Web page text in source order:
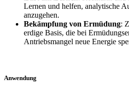
Lernen und helfen, analytische
anzugehen.
Bekämpfung von Ermüdung:
erdige Basis, die bei
Antriebsmangel neue Energie
Anwendung